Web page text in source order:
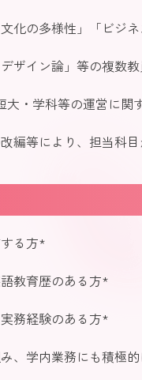
の多様性」「ビジネ
」等の複数教員
の運営に関す
等により、担当科目
る方*
教育歴のある方*
務経験のある方*
、学内業務にも積極